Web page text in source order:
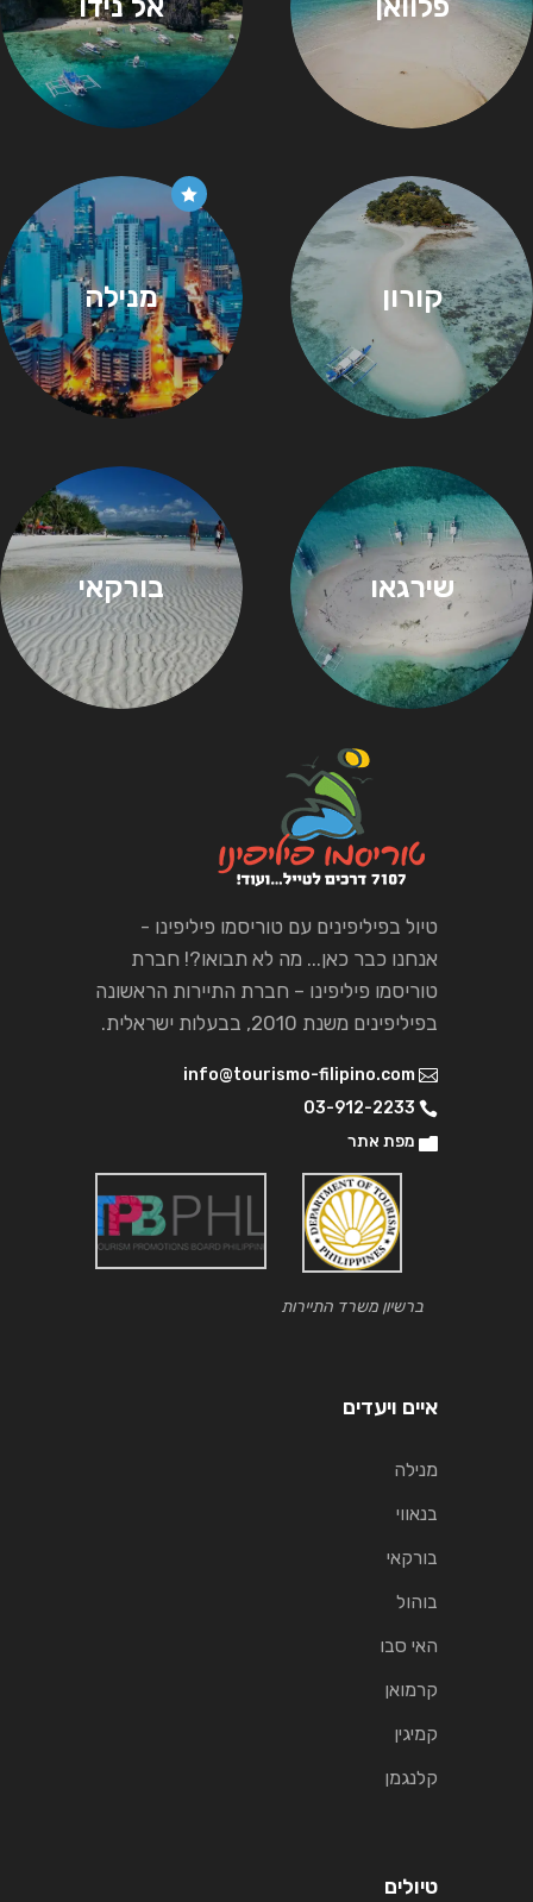
פלוואן אל נידו
קורון מנילה
שירגאו בורקאי
טיול בפיליפינים עם טוריסמו פיליפינו -
אנחנו כבר כאן... מה לא תבואו?! חברת
טוריסמו פיליפינו – חברת התיירות הראשונה
בפיליפינים משנת 2010, בבעלות ישראלית.
info@tourismo-filipino.com
03-912-2233
מפת אתר
ברשיון משרד התיירות
איים ויעדים
מנילה
בנאווי
בורקאי
בוהול
האי סבו
קרמואן
קמיגין
קלנגמן
טיולים